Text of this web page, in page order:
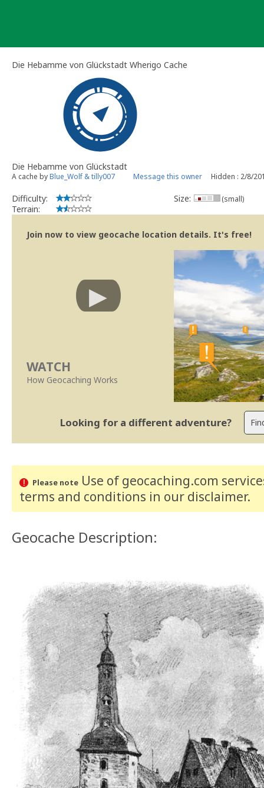
Die Hebamme von Glückstadt Wherigo Cache
Die Hebamme von Glückstadt
A cache byBlue_Wolf & tilly007 Message this owner Hidden : 2/8/
Difficulty:
Terrain:
Size: (small)
Join now to view geocache location details. It's free!
WATCH
How Geocaching Works
Looking for a different adventure?
Please noteUse of geocaching.com
terms and conditions in our disclaimer.
Geocache Description: